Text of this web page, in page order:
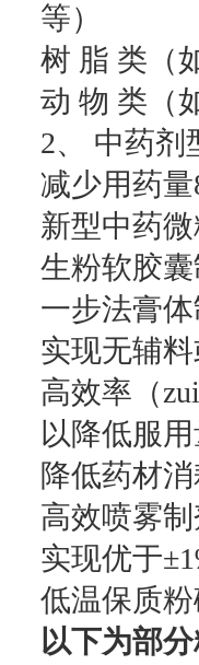
等）
树 脂 类（
动 物 类（
2、 中药剂
减少用药
新型中药
生粉软胶
一步法膏
实现无辅
高效率（
以降低服
降低药材
高效喷雾
实现优于
低温保质
以下为部